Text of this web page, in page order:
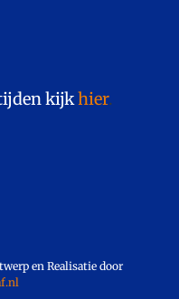
kijkhier.
en Realisatie door